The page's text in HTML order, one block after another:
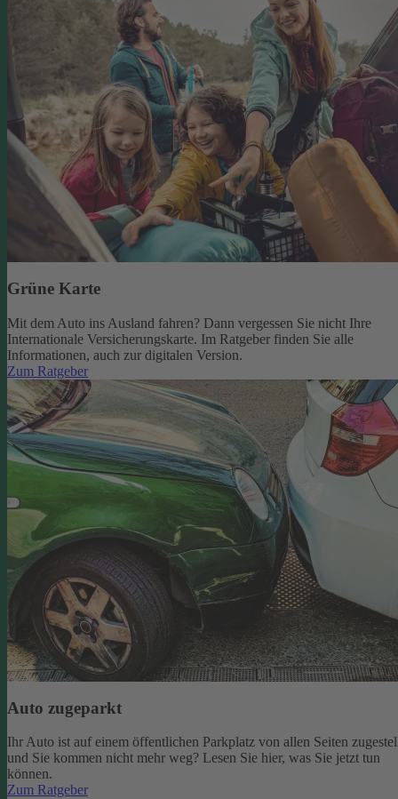
Grüne Karte
Mit dem Auto ins Ausland fahren? Dann vergessen Sie nicht Ihre
Internationale Versicherungskarte. Im Ratgeber finden Sie alle
Informationen, auch zur digitalen Version.
Zum Ratgeber
Auto zugeparkt
Ihr Auto ist auf einem öffentlichen Parkplatz von allen Seiten
und Sie kommen nicht mehr weg? Lesen Sie hier, was Sie jetzt tun
können.
Zum Ratgeber